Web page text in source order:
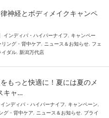
律神経とボディメイクキャンペ
インディバ・ハイパーナイフ, キャンペー
ング・背中ケア, ニュース＆お知らせ, フェ
イダル, 新潟万代店
をもっと快適に！夏には夏のメ
キャ…
インディバ・ハイパーナイフ, キャンペーン,
グ・背中ケア, ニュース＆お知らせ, ブライ